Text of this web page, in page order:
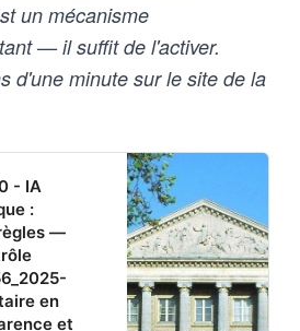
un mécanisme
— il suffit de l'activer.
d'une minute sur le site de la
- IA
:
—
en
et